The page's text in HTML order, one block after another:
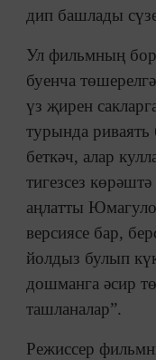
дип башлады
Ул фильмның
буенча
үз җирен
турында риваять
беткәч, алар
тигезсез
аңлатты
версиясе бар,
йолдыз булып
дошманга әсир
ташланалар”.
Режиссер